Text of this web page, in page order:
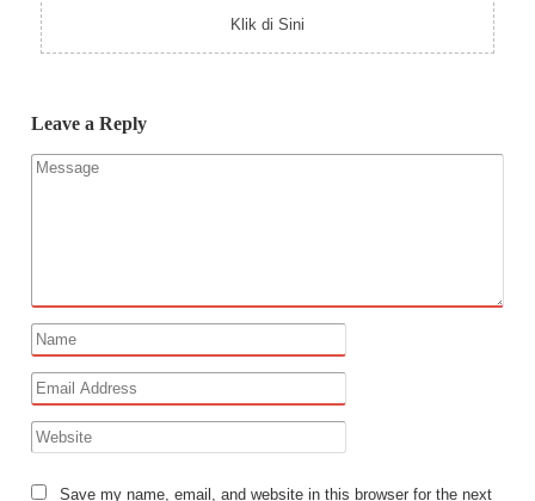
Klik di Sini
Leave a Reply
Save my name, email, and website in this browser for the next